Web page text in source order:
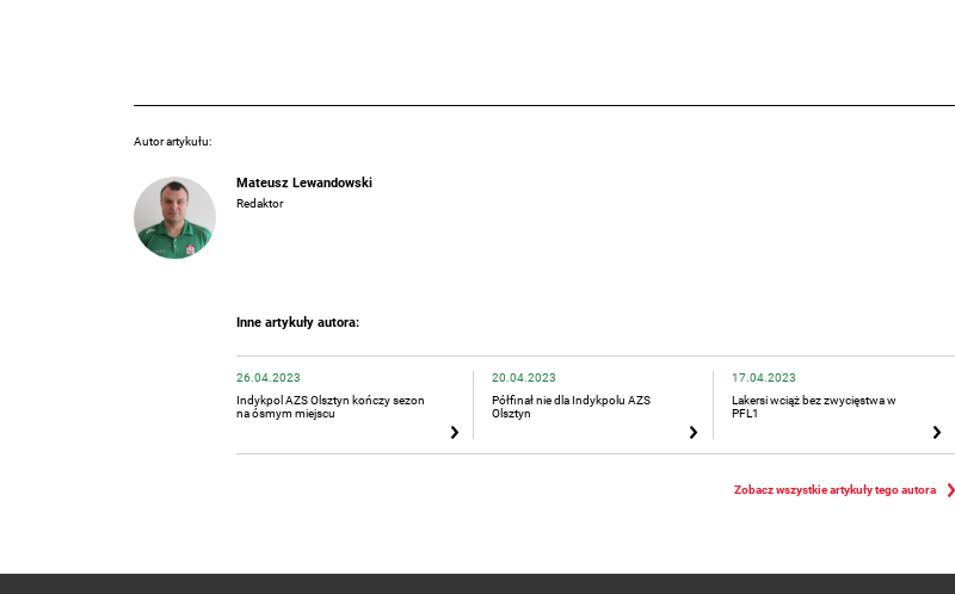
Autor artykułu:
Mateusz Lewandowski
Redaktor
Inne artykuły autora:
26.04.2023
Indykpol AZS Olsztyn kończy sezon
na ósmym miejscu
20.04.2023
Półfinał nie dla Indykpolu AZS
Olsztyn
17.04.2023
Lakersi wciąż bez zwycięstwa w
PFL1
Zobacz wszystkie artykuły tego autora